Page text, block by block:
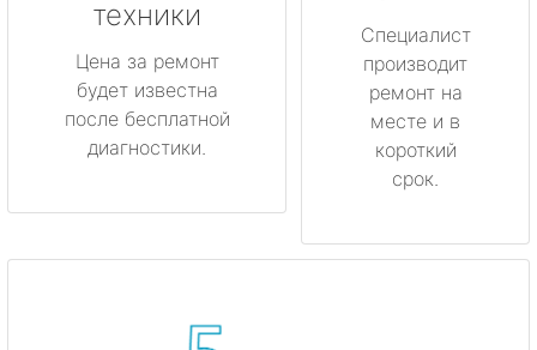
техники
Цена за ремонт
будет известна
после бесплатной
диагностики.
Специалист
производит
ремонт на
месте и в
короткий
срок.